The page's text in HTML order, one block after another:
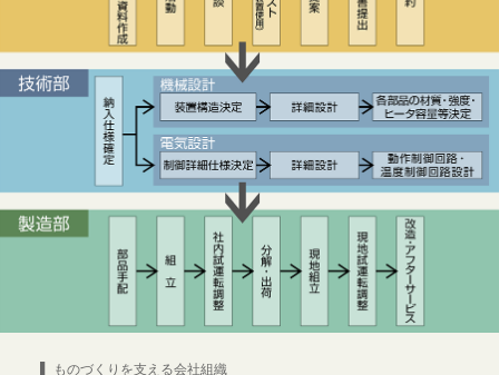
▌ ものづくりを支える会社組織